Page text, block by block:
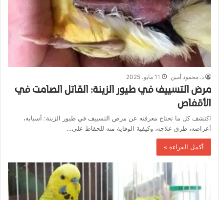
د. محمود أمين 11 مايو، 2025
مرض التسييف في طيور الزينة: القاتل الصامت في
الأقفاص
اكتشف كل ما تحتاج معرفته عن مرض التسييف في طيور الزينة: أسبابه،
أعراضه، طرق علاجه، وكيفية الوقاية منه للحفاظ على…
أكمل القراءة »